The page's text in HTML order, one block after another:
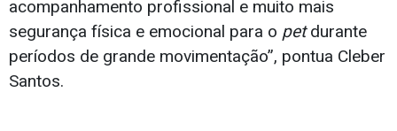
acompanhamento profissional e muito mais
segurança física e emocional para o petdurante
períodos de grande movimentação”, pontua Cleber
Santos.